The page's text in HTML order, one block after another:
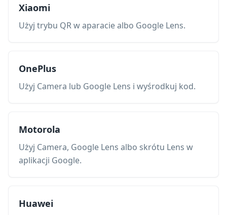
Xiaomi
Użyj trybu QR w aparacie albo Google Lens.
OnePlus
Użyj Camera lub Google Lens i wyśrodkuj kod.
Motorola
Użyj Camera, Google Lens albo skrótu Lens w
aplikacji Google.
Huawei